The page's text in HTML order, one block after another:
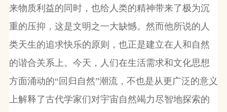
来物质利益的同时，也给人类的精神带来了极为沉
重的压抑，这是文明之一大缺憾。然而他所说的人
类天生的追求快乐的原则，也正是建立在人和自然
的谐合关系上。今天，人们在生活需求和文化思想
方面涌动的“回归自然”潮流，不也是从更广泛的意义
上解释了古代学家们对宇宙自然竭力尽智地探索的